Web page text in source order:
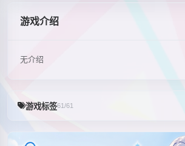
游戏介绍
无介绍
游戏标签61/61